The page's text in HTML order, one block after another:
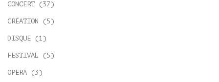
CONCERT (37)
CRÉATION (5)
DISQUE (1)
FESTIVAL (5)
OPERA (3)